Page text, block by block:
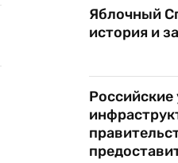
Яблочный
история и